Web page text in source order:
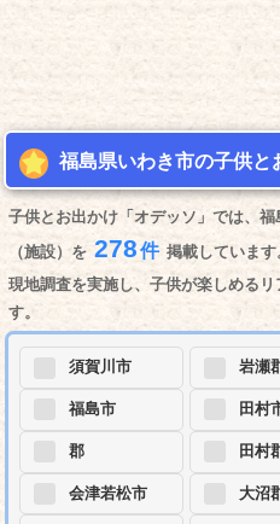
福島県いわき市の子供と
子供とお出かけ「オデッソ」では、
（施設）を 278件 掲載していま
現地調査を実施し、子供が楽しめる
す。
須賀川市
福島市
郡
会津若松市
岩瀬
田村
田村
大沼